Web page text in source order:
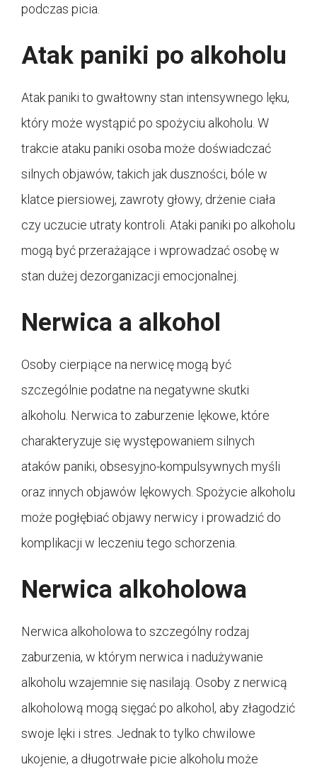
podczas picia.
Atak paniki po alkoholu
Atak paniki to gwałtowny stan intensywnego lęku,
który może wystąpić po spożyciu alkoholu. W
trakcie ataku paniki osoba może doświadczać
silnych objawów, takich jak duszności, bóle w
klatce piersiowej, zawroty głowy, drżenie ciała
czy uczucie utraty kontroli. Ataki paniki po alkoholu
mogą być przerażające i wprowadzać osobę w
stan dużej dezorganizacji emocjonalnej.
Nerwica a alkohol
Osoby cierpiące na nerwicę mogą być
szczególnie podatne na negatywne skutki
alkoholu. Nerwica to zaburzenie lękowe, które
charakteryzuje się występowaniem silnych
ataków paniki, obsesyjno-kompulsywnych myśli
oraz innych objawów lękowych. Spożycie alkoholu
może pogłębiać objawy nerwicy i prowadzić do
komplikacji w leczeniu tego schorzenia.
Nerwica alkoholowa
Nerwica alkoholowa to szczególny rodzaj
zaburzenia, w którym nerwica i nadużywanie
alkoholu wzajemnie się nasilają. Osoby z nerwicą
alkoholową mogą sięgać po alkohol, aby złagodzić
swoje lęki i stres. Jednak to tylko chwilowe
ukojenie, a długotrwałe picie alkoholu może